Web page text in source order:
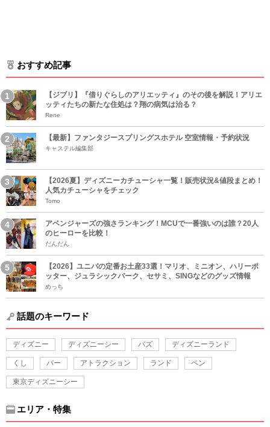
おすすめ記事
【ジブリ】『借りぐらしのアリエッティ』のその後を解説！アリエ
ッティたちの新たな住処は？翔の病気は治る？
Rene
【最新】ファンタジースプリングスホテル 空室情報・予約状況
キャステル編集部
【2026夏】ディズニーカチューシャ一覧！販売状況&値段まとめ！
人気カチューシャをチェック
Tomo
アベンジャーズの強さランキング！MCUで一番強いのは誰？20人
のヒーローを比較！
だんだん
【2026】ユニバの定番お土産33選！マリオ、ミニオン、ハリーポ
ッター、ジュラシックパーク、セサミ、SINGなどのグッズ情報
めっち
話題のキーワード
ディズニー ディズニーシー バズ ディズニーランド
くし バー アトラクション ランド ペン
東京ディズニーシー
エリア・特集